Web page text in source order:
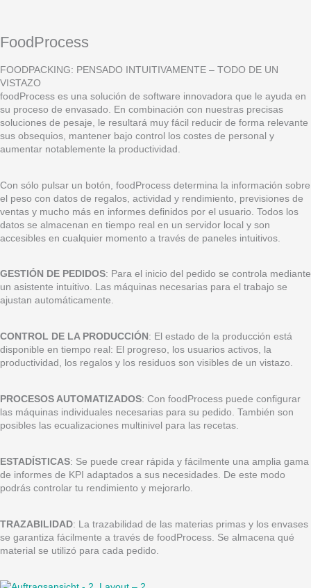
FoodProcess
FOODPACKING: PENSADO INTUITIVAMENTE – TODO DE UN
VISTAZO
foodProcess es una solución de software innovadora que le ayuda en
su proceso de envasado. En combinación con nuestras precisas
soluciones de pesaje, le resultará muy fácil reducir de forma relevante
sus obsequios, mantener bajo control los costes de personal y
aumentar notablemente la productividad.
Con sólo pulsar un botón, foodProcess determina la información sobre
el peso con datos de regalos, actividad y rendimiento, previsiones de
ventas y mucho más en informes definidos por el usuario. Todos los
datos se almacenan en tiempo real en un servidor local y son
accesibles en cualquier momento a través de paneles intuitivos.
GESTIÓN DE PEDIDOS: Para el inicio del pedido se controla mediante
un asistente intuitivo. Las máquinas necesarias para el trabajo se
ajustan automáticamente.
CONTROL DE LA PRODUCCIÓN : El estado de la producción está
disponible en tiempo real: El progreso, los usuarios activos, la
productividad, los regalos y los residuos son visibles de un vistazo.
PROCESOS AUTOMATIZADOS: Con foodProcess puede configurar
las máquinas individuales necesarias para su pedido. También son
posibles las ecualizaciones multinivel para las recetas.
ESTADÍSTICAS: Se puede crear rápida y fácilmente una amplia gama
de informes de KPI adaptados a sus necesidades. De este modo
podrás controlar tu rendimiento y mejorarlo.
TRAZABILIDAD: La trazabilidad de las materias primas y los envases
se garantiza fácilmente a través de foodProcess. Se almacena qué
material se utilizó para cada pedido.